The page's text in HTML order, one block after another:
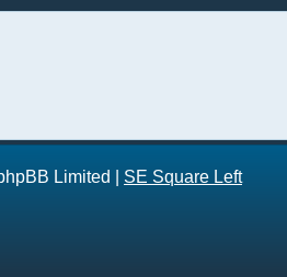
Limited
SE Square Left